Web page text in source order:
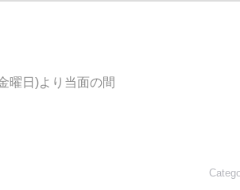
曜日)より当面の間